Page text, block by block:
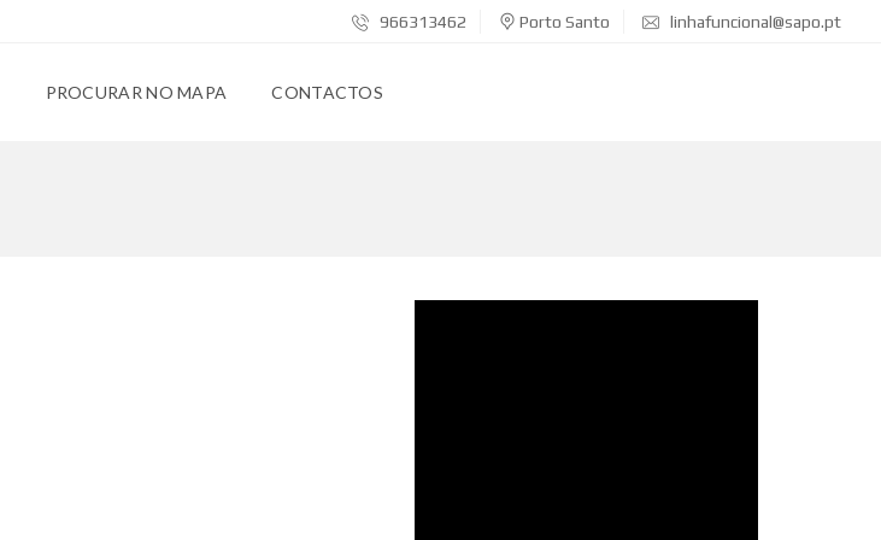
966313462 Porto Santo linhafuncional@sapo.pt
PROCURAR NO MAPA CONTACTOS